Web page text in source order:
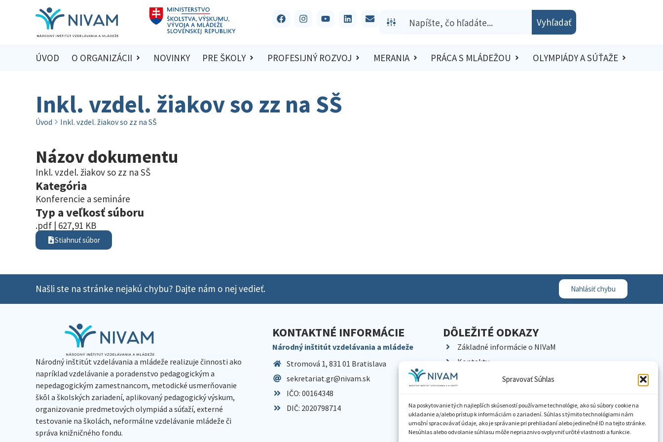
Spravovať Súhlas
Na poskytovanie tých najlepších skúseností používame technológie, ako sú súbory cookie na
ukladanie a/alebo prístup k informáciám o zariadení. Súhlas s týmito technológiami nám
umožní spracovávať údaje, ako je správanie pri prehliadaní alebo jedinečné ID na tejto stránke.
Nesúhlas alebo odvolanie súhlasu môže nepriaznivo ovplyvniť určité vlastnosti a funkcie.
Vyhľadať
ÚVOD O ORGANIZÁCII NOVINKY PRE ŠKOLY PROFESIJNÝ ROZVOJ MERANIA PRÁCA S MLÁDEŽOU OLYMPIÁDY A SÚŤAŽE
Inkl. vzdel. žiakov so zz na SŠ
Úvod Inkl. vzdel. žiakov so zz na SŠ
Názov dokumentu
Inkl. vzdel. žiakov so zz na SŠ
Kategória
Konferencie a semináre
Typ a veľkosť súboru
.pdf | 627,91 KB
Stiahnuť súbor
Našli ste na stránke nejakú chybu? Dajte nám o nej vedieť. Nahlásiť chybu
Národný inštitút vzdelávania a mládeže realizuje činnosti ako
napríklad vzdelávanie a poradenstvo pedagogickým a
nepedagogickým zamestnancom, metodické usmerňovanie
škôl a školských zariadení, aplikovaný pedagogický výskum,
organizovanie predmetových olympiád a súťaží, externé
testovanie na školách, neformálne vzdelávanie mládeže či
správa knižničného fondu.
KONTAKTNÉ INFORMÁCIE
Národný inštitút vzdelávania a mládeže
Stromová 1, 831 01 Bratislava
sekretariat.gr@nivam.sk
IČO: 00164348
DIČ: 2020798714
DÔLEŽITÉ ODKAZY
Základné informácie o NIVaM
Kontakty
Kariéra
Pracoviská NIVaM
Dokumenty inštitúcie
Knižnica